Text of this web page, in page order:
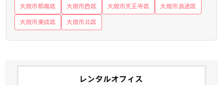
大阪市都島区 大阪市西区 大阪市天王寺区 大阪市浪速区
大阪市東成区 大阪市北区